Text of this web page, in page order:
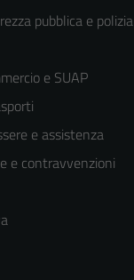
pubblica e polizia
e SUAP
e assistenza
e contravvenzioni